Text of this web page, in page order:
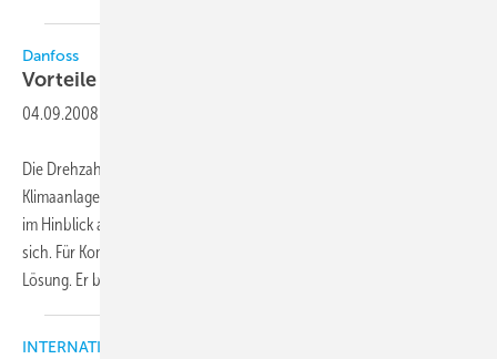
Danfoss
Vorteile durch
04.09.2008
Die Drehzahlregelung von Lüftern in luftgekühlten Verflüssigern von
Klimaanlagen und Prozesskühlanlagen bringt eine Reihe von Vorteilen
im Hinblick auf den Betrieb, die Wartung und die Energieeffizienz mit
sich. Für Kompaktgeräte sei der XGE von Danfoss Saginomiya die gute
Lösung. Er biete
INTERNATIONALES FORUM